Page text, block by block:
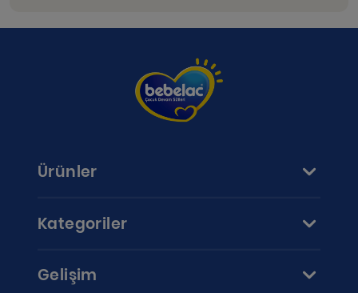
Ürünler
Kategoriler
Gelişim